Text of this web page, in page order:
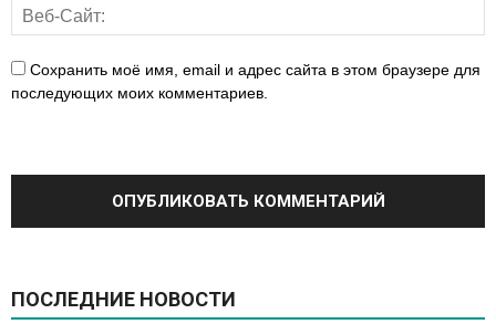
Сохранить моё имя, email и адрес сайта в этом браузере для
последующих моих комментариев.
ПОСЛЕДНИЕ НОВОСТИ